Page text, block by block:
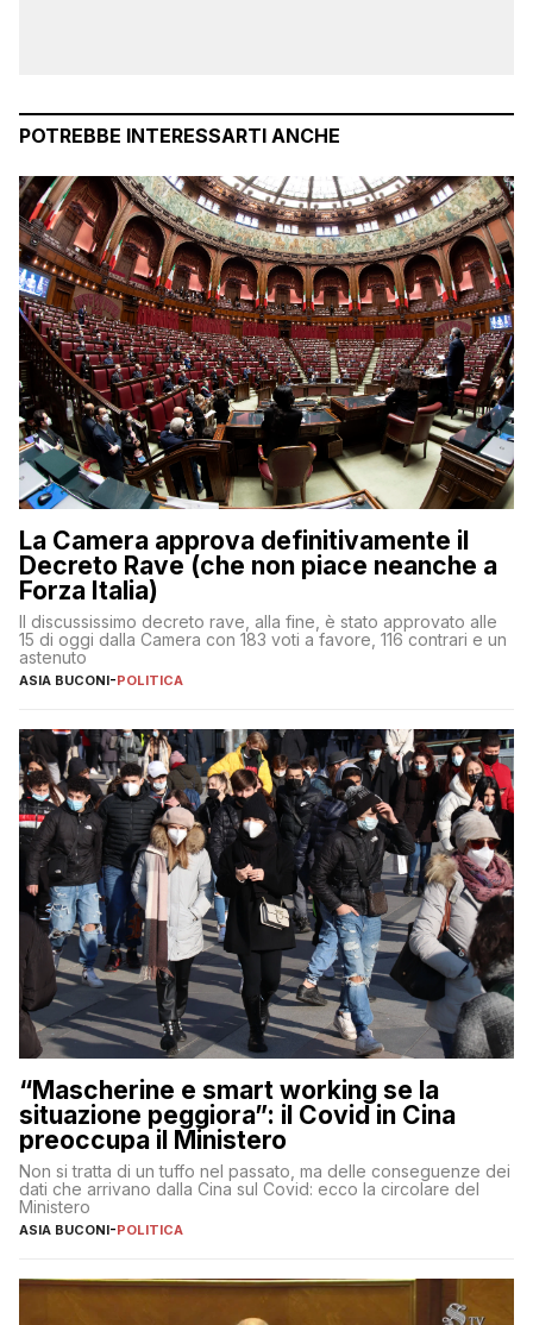
POTREBBE INTERESSARTI ANCHE
La Camera approva definitivamente il
Decreto Rave (che non piace neanche a
Forza Italia)
Il discussissimo decreto rave, alla fine, è stato approvato alle
15 di oggi dalla Camera con 183 voti a favore, 116 contrari e un
astenuto
ASIA BUCONI-POLITICA
“Mascherine e smart working se la
situazione peggiora”: il Covid in Cina
preoccupa il Ministero
Non si tratta di un tuffo nel passato, ma delle conseguenze dei
dati che arrivano dalla Cina sul Covid: ecco la circolare del
Ministero
ASIA BUCONI-POLITICA